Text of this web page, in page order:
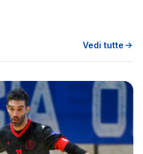
Vedi tutte